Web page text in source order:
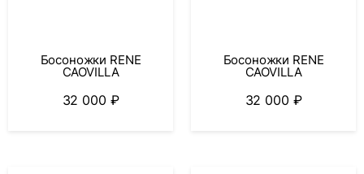
Босоножки RENE
CAOVILLA
32 000 ₽
Босоножки RENE
CAOVILLA
32 000 ₽